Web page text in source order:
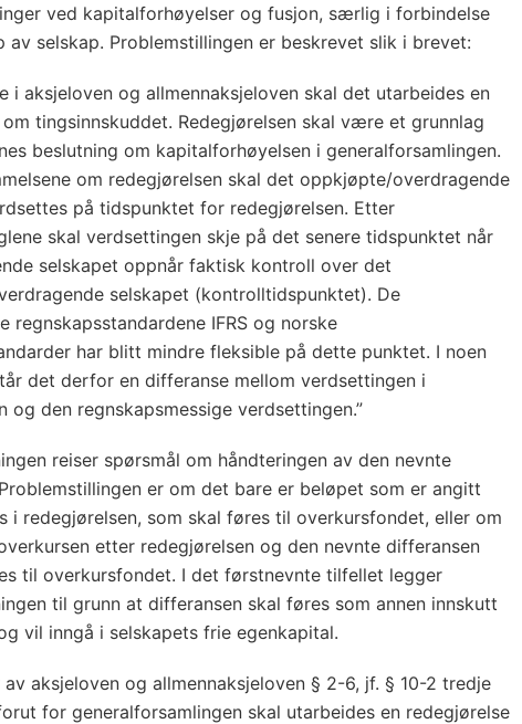
ved kapitalforhøyelser og fusjon, særlig i forbindelse
av selskap. Problemstillingen er beskrevet slik i brevet:
i aksjeloven og allmennaksjeloven skal det utarbeides en
tingsinnskuddet. Redegjørelsen skal være et grunnlag
beslutning om kapitalforhøyelsen i generalforsamlingen.
om redegjørelsen skal det oppkjøpte/overdragende
på tidspunktet for redegjørelsen. Etter
skal verdsettingen skje på det senere tidspunktet når
selskapet oppnår faktisk kontroll over det
selskapet (kontrolltidspunktet). De
regnskapsstandardene IFRS og norske
har blitt mindre fleksible på dette punktet. I noen
det derfor en differanse mellom verdsettingen i
og den regnskapsmessige verdsettingen.”
reiser spørsmål om håndteringen av den nevnte
er om det bare er beløpet som er angitt
i redegjørelsen, som skal føres til overkursfondet, eller om
etter redegjørelsen og den nevnte differansen
til overkursfondet. I det førstnevnte tilfellet legger
til grunn at differansen skal føres som annen innskutt
vil inngå i selskapets frie egenkapital.
aksjeloven og allmennaksjeloven § 2-6, jf. § 10-2 tredje
for generalforsamlingen skal utarbeides en redegjørelse